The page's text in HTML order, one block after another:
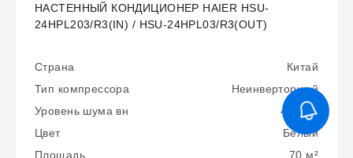
НАСТЕННЫЙ КОНДИЦИОНЕР HAIER HSU-
24HPL203/R3(IN) / HSU-24HPL03/R3(OUT)
Страна
Китай
Тип компрессора
Неинверторный
Уровень шума вн
48 дБа
Цвет
Белый
Площадь
70 м²